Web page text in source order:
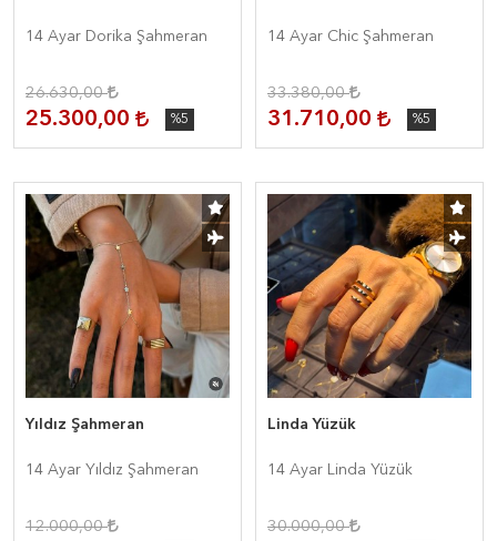
14 Ayar Dorika Şahmeran
26.630,00
25.300,00 %5
14 Ayar Chic Şahmeran
33.380,00
31.710,00 %5
Yıldız Şahmeran
14 Ayar Yıldız Şahmeran
12.000,00
Linda Yüzük
14 Ayar Linda Yüzük
30.000,00